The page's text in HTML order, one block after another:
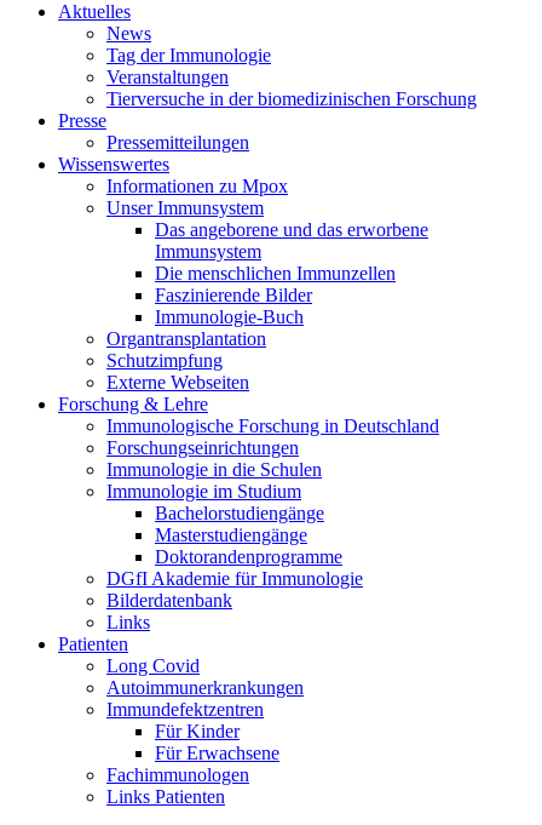
Aktuelles
News
Tag der Immunologie
Veranstaltungen
Tierversuche in der biomedizinischen Forschung
Presse
Pressemitteilungen
Wissenswertes
Informationen zu Mpox
Unser Immunsystem
Das angeborene und das erworbene
Immunsystem
Die menschlichen Immunzellen
Faszinierende Bilder
Immunologie-Buch
Organtransplantation
Schutzimpfung
Externe Webseiten
Forschung & Lehre
Immunologische Forschung in Deutschland
Forschungseinrichtungen
Immunologie in die Schulen
Immunologie im Studium
Bachelorstudiengänge
Masterstudiengänge
Doktorandenprogramme
DGfI Akademie für Immunologie
Bilderdatenbank
Links
Patienten
Long Covid
Autoimmunerkrankungen
Immundefektzentren
Für Kinder
Für Erwachsene
Fachimmunologen
Links Patienten